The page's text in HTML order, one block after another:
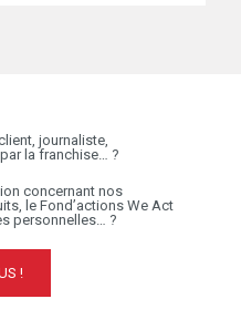
journaliste,
la franchise… ?
concernant nos
le Fond’actions We Act
personnelles… ?
!